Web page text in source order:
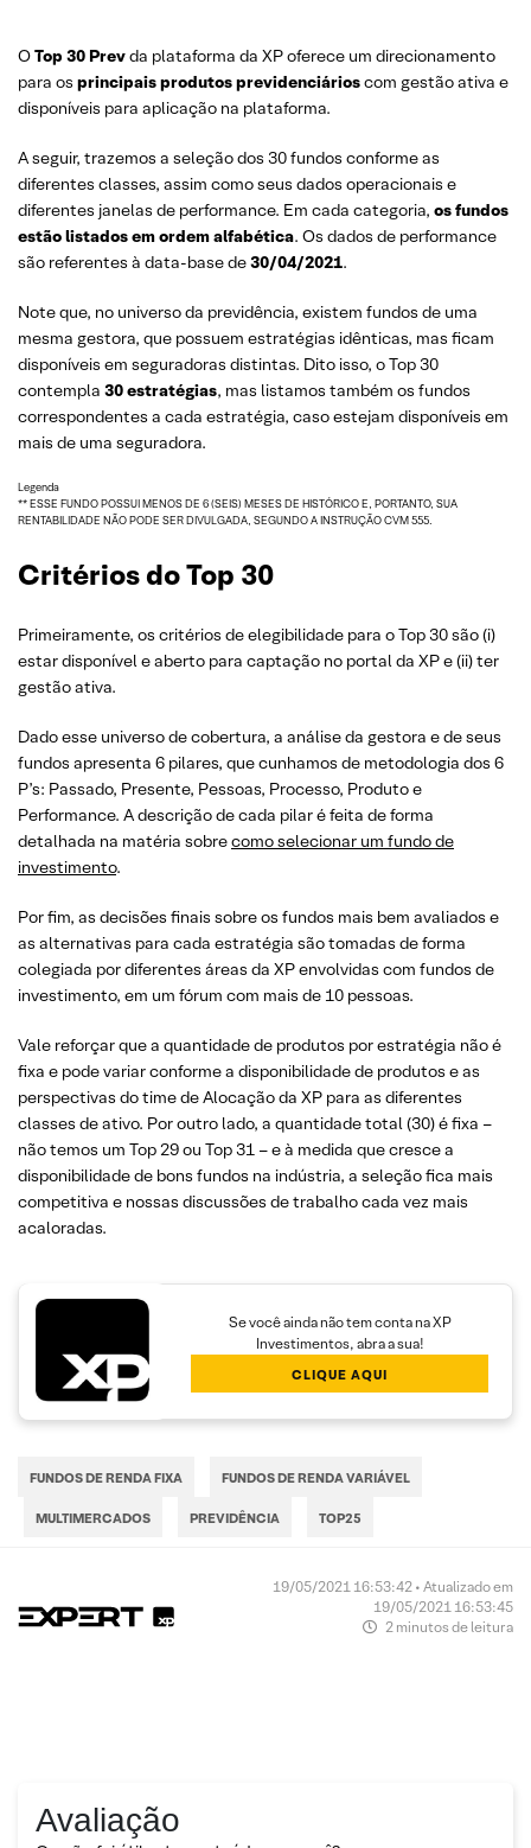
OTop 30 Prevda plataforma da XP oferece um direcionamento
para os principais produtosprevidenciárioscom gestão ativa e
disponíveis para aplicação na plataforma.
A seguir, trazemos a seleção dos 30 fundos conforme as
diferentes classes, assim como seus dados operacionais e
diferentes janelas de performance. Em cada categoria, os fundos
estão listados em ordem alfabética. Os dados de performance
são referentes à data-base de30/04/2021.
Note que, no universo da previdência, existem fundos de uma
mesma gestora, que possuem estratégias idênticas, mas ficam
disponíveis em seguradoras distintas. Dito isso, o Top 30
contempla 30 estratégias, mas listamos também os fundos
correspondentes a cada estratégia, caso estejam disponíveis em
mais de uma seguradora.
Legenda
** ESSE FUNDO POSSUI MENOS DE 6 (SEIS) MESES DE HISTÓRICO E, PORTANTO, SUA
RENTABILIDADE NÃO PODE SER DIVULGADA, SEGUNDO A INSTRUÇÃO CVM 555.
Critérios do Top 30
Primeiramente, os critérios de elegibilidade para o Top 30 são (i)
estar disponível e aberto para captação no portal da XP e (ii) ter
gestão ativa.
Dado esse universo de cobertura, a análise da gestora e de seus
fundos apresenta 6 pilares, que cunhamos de metodologia dos 6
P’s: Passado, Presente, Pessoas, Processo, Produto e
Performance. A descrição de cada pilar é feita de forma
detalhada na matéria sobrecomo selecionar um fundo de
investimento.
Por fim, as decisões finais sobre os fundos mais bem avaliados e
as alternativas para cada estratégia são tomadas de forma
colegiada por diferentes áreas da XP envolvidas com fundos de
investimento, em um fórum com mais de 10 pessoas.
Vale reforçar que a quantidade de produtos por estratégia não é
fixa e pode variar conforme a disponibilidade de produtos e as
perspectivas do time de Alocação da XP para as diferentes
classes de ativo. Por outro lado, a quantidade total (30) é fixa –
não temos um Top 29 ou Top 31 – e à medida que cresce a
disponibilidade de bons fundos na indústria, a seleção fica mais
competitiva e nossas discussões de trabalho cada vez mais
acaloradas.
Se você ainda não tem conta na XP
Investimentos, abra a sua!
CLIQUE AQUI
FUNDOS DE RENDA FIXA FUNDOS DE RENDA VARIÁVEL
MULTIMERCADOS PREVIDÊNCIA TOP25
19/05/2021 16:53:42 • Atualizado em
19/05/2021 16:53:45
2 minutos de leitura
Avaliação